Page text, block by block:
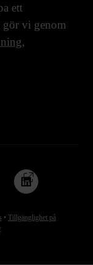
ett
gör vi genom
,
• Tillgänglighet på
Följ
oss
Linkedin